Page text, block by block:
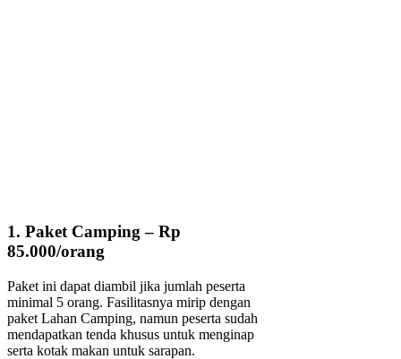
1. Paket Camping – Rp
85.000/orang
Paket ini dapat diambil jika jumlah peserta
minimal 5 orang. Fasilitasnya mirip dengan
paket Lahan Camping, namun peserta sudah
mendapatkan tenda khusus untuk menginap
serta kotak makan untuk sarapan.